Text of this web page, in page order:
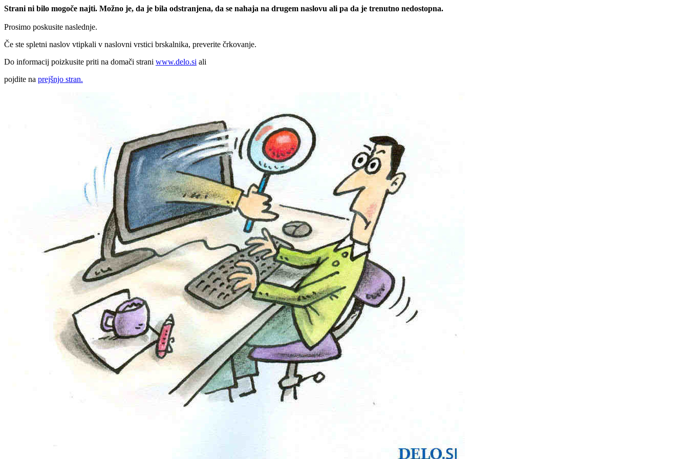
Strani ni bilo mogoče najti. Možno je, da je bila odstranjena, da se nahaja na drugem naslovu ali pa da je trenutno nedostopna.
Prosimo poskusite naslednje.
Če ste spletni naslov vtipkali v naslovni vrstici brskalnika, preverite črkovanje.
Do informacij poizkusite priti na domači strani www.delo.si ali
pojdite na prejšnjo stran.